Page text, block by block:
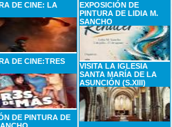
DE CINE: LA
DE CINE:TRES
DE PINTURA DE
EXPOSICIÓN DE
PINTURA DE LIDIA M.
SANCHO
VISITA LA IGLESIA
SANTA MARÍA DE LA
ASUNCIÓN (S.XIII)